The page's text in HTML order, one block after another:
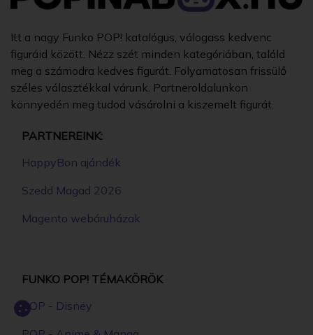
Itt a nagy Funko POP! katalógus, válogass kedvenc
figuráid között. Nézz szét minden kategóriában, találd
meg a számodra kedves figurát. Folyamatosan frissülő
széles választékkal várunk. Partneroldalunkon
könnyedén meg tudod vásárolni a kiszemelt figurát.
PARTNEREINK:
HappyBon ajándék
Szedd Magad 2026
Magento webáruházak
FUNKO POP! TÉMAKÖRÖK
POP - Disney